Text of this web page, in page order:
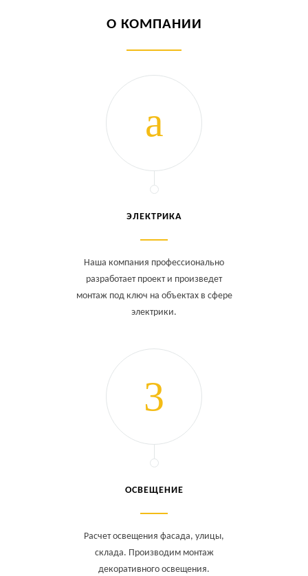
О КОМПАНИИ
ЭЛЕКТРИКА
Наша компания профессионально
разработает проект и произведет
монтаж под ключ на объектах в сфере
электрики.
ОСВЕЩЕНИЕ
Расчет освещения фасада, улицы,
склада. Производим монтаж
декоративного освещения.